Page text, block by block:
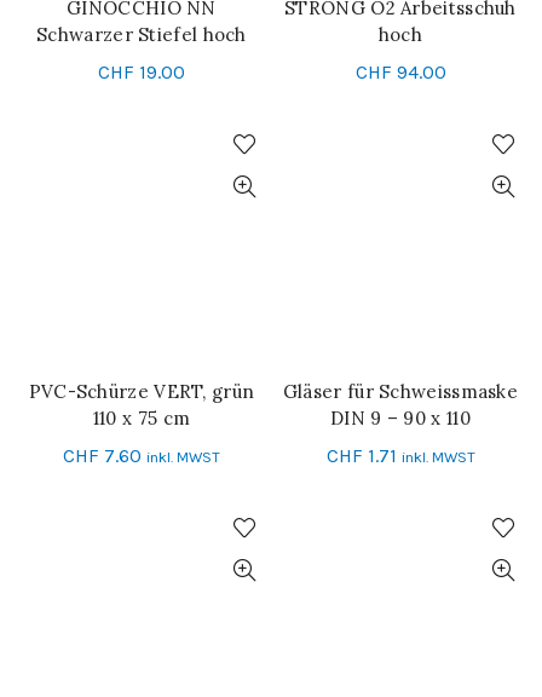
SCHNELL-EINKAUF
GINOCCHIO NN
Schwarzer Stiefel hoch
CHF 19.00
SCHNELL-EINKAUF
STRONG O2 Arbeitsschuh
hoch
CHF 94.00
IN DEN WARENKORB
PVC-Schürze VERT, grün
110 x 75 cm
CHF 7.60 inkl. MWST
IN DEN WARENKORB
Gläser für Schweissmaske
DIN 9 – 90 x 110
CHF 1.71 inkl. MWST